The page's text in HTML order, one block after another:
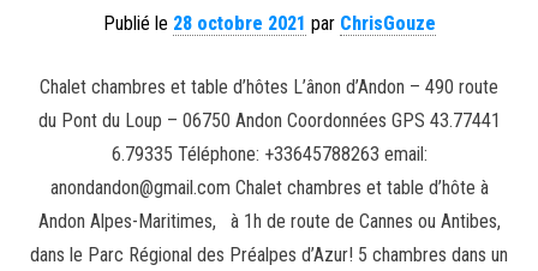
Publié le 28 octobre 2021 par ChrisGouze
Chalet chambres et table d’hôtes L’ânon d’Andon – 490 route
du Pont du Loup – 06750 Andon Coordonnées GPS 43.77441
6.79335 Téléphone: +33645788263 email:
anondandon@gmail.com Chalet chambres et table d’hôte à
Andon Alpes-Maritimes, à 1h de route de Cannes ou Antibes,
dans le Parc Régional des Préalpes d’Azur! 5 chambres dans un